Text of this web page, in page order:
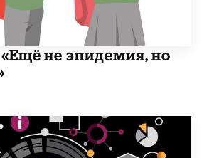
не эпидемия, но